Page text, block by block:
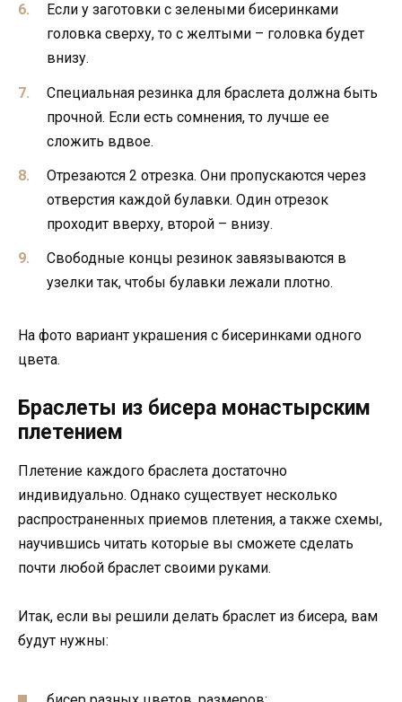
Если у заготовки с зелеными бисеринками
головка сверху, то с желтыми – головка будет
внизу.
Специальная резинка для браслета должна быть
прочной. Если есть сомнения, то лучше ее
сложить вдвое.
Отрезаются 2 отрезка. Они пропускаются через
отверстия каждой булавки. Один отрезок
проходит вверху, второй – внизу.
Свободные концы резинок завязываются в
узелки так, чтобы булавки лежали плотно.
На фото вариант украшения с бисеринками одного
цвета.
Браслеты из бисера монастырским
плетением
Плетение каждого браслета достаточно
индивидуально. Однако существует несколько
распространенных приемов плетения, а также схемы,
научившись читать которые вы сможете сделать
почти любой браслет своими руками.
Итак, если вы решили делать браслет из бисера, вам
будут нужны: